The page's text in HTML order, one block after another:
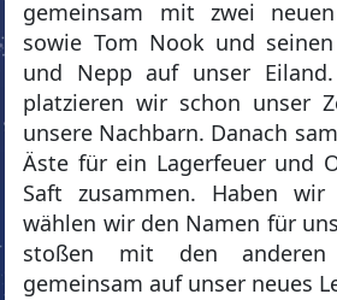
gemeinsam mit zwei
sowie Tom Nook und
und Nepp auf unser
platzieren wir schon unser
unsere Nachbarn. Danach
Äste für ein Lagerfeuer und
Saft zusammen. Haben
wählen wir den Namen für
stoßen mit den anderen
gemeinsam auf unser neues